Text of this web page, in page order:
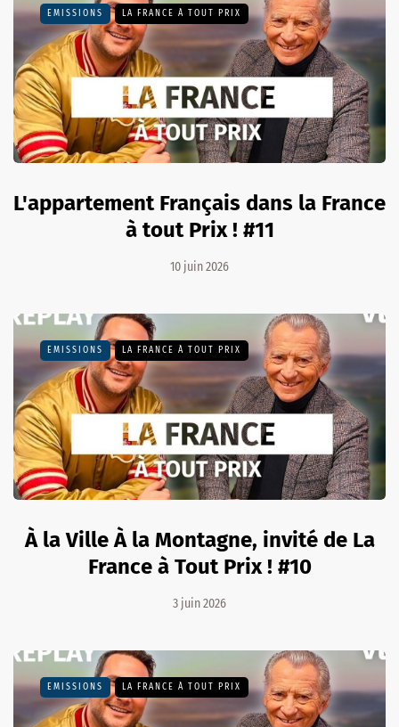
EMISSIONS LA FRANCE À TOUT PRIX
L'appartement Français dans la France
à tout Prix ! #11
10 juin 2026
EMISSIONS LA FRANCE À TOUT PRIX
À la Ville À la Montagne, invité de La
France à Tout Prix ! #10
3 juin 2026
EMISSIONS LA FRANCE À TOUT PRIX